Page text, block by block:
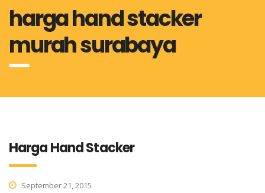
harga hand stacker
murah surabaya
Harga Hand Stacker
September 21, 2015